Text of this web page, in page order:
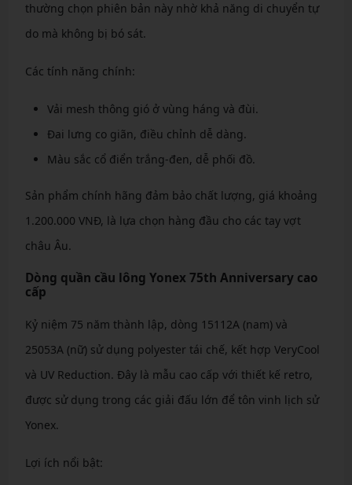
thường chọn phiên bản này nhờ khả năng di chuyển tự
do mà không bị bó sát.
Các tính năng chính:
Vải mesh thông gió ở vùng háng và đùi.
Đai lưng co giãn, điều chỉnh dễ dàng.
Màu sắc cổ điển trắng-đen, dễ phối đồ.
Sản phẩm chính hãng đảm bảo chất lượng, giá khoảng
1.200.000 VNĐ, là lựa chọn hàng đầu cho các tay vợt
châu Âu.
Dòng quần cầu lông Yonex 75th Anniversary cao
cấp
Kỷ niệm 75 năm thành lập, dòng 15112A (nam) và
25053A (nữ) sử dụng polyester tái chế, kết hợp VeryCool
và UV Reduction. Đây là mẫu cao cấp với thiết kế retro,
được sử dụng trong các giải đấu lớn để tôn vinh lịch sử
Yonex.
Lợi ích nổi bật: